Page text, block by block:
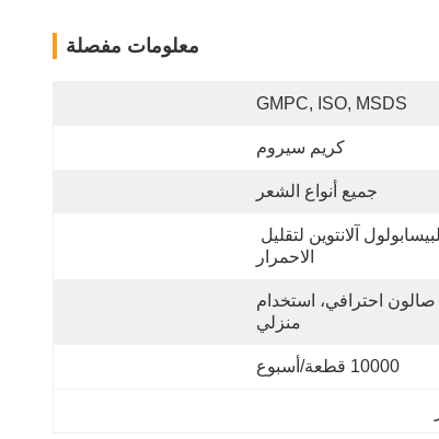
معلومات مفصلة
GMPC, ISO, MSDS
كريم سيروم
جميع أنواع الشعر
الاحمرار
منزلي
10000 قطعة/أسبوع